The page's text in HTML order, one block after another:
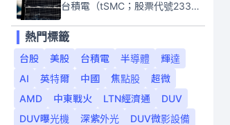
台積電（tSMC；股票代號2330）是全球領先的半導體代工公司，成立於1987年，總部位於台灣新竹。且已於美國、日本、德國及中國設廠，台積電是全球首家專業積體電路製造服務公司，也是全球最先進和最大規模的半導體代工廠。
熱門標籤
台股
美股 台積電 半導體
輝達
AI
英特爾 中國 焦點股
超微
AMD
中東戰火 LTN經濟通
DUV
DUV曝光機
深紫外光
DUV微影設備